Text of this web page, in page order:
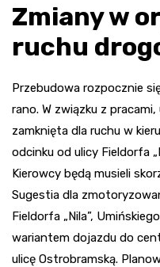
Zmiany w
ruchu
Przebudowa rozpocznie
rano. W związku z
zamknięta dla ruchu w
odcinku od ulicy Fieldorfa
Kierowcy będą musieli
Sugestia dla
Fieldorfa „Nila”,
wariantem dojazdu do
ulicę Ostrobramską.